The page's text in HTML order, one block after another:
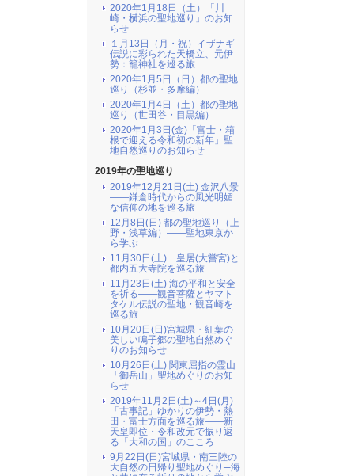
2020年1月18日（土）「川
崎・横浜の聖地巡り」のお知
らせ
１月13日（月・祝）イザナギ
伝説に彩られた天橋立、元伊
勢：籠神社を巡る旅
2020年1月5日（日）都の聖地
巡り（杉並・多摩編）
2020年1月4日（土）都の聖地
巡り（世田谷・目黒編）
2020年1月3日(金)「富士・箱
根で迎える令和初の新年」聖
地自然巡りのお知らせ
2019年の聖地巡り
2019年12月21日(土) 金沢八景
――鎌倉時代からの風光明媚
な信仰の地を巡る旅
12月8日(日) 都の聖地巡り（上
野・浅草編）――聖地東京か
ら学ぶ
11月30日(土) 皇居(大嘗宮)と
都内五大寺院を巡る旅
11月23日(土) 海の平和と安全
を祈る――観音菩薩とヤマト
タケル伝説の聖地・観音崎を
巡る旅
10月20日(日)宮城県・紅葉の
美しい鳴子郷の聖地自然めぐ
りのお知らせ
10月26日(土) 関東屈指の霊山
「御岳山」聖地めぐりのお知
らせ
2019年11月2日(土)～4日(月)
「古事記」ゆかりの伊勢・熱
田・富士方面を巡る旅――新
天皇即位・令和改元で振り返
る「大和の国」のこころ
9月22日(日)宮城県・南三陸の
大自然の日帰り聖地めぐり─海